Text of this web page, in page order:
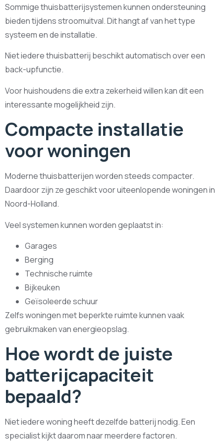
Sommige thuisbatterijsystemen kunnen ondersteuning
bieden tijdens stroomuitval. Dit hangt af van het type
systeem en de installatie.
Niet iedere thuisbatterij beschikt automatisch over een
back-upfunctie.
Voor huishoudens die extra zekerheid willen kan dit een
interessante mogelijkheid zijn.
Compacte installatie
voor woningen
Moderne thuisbatterijen worden steeds compacter.
Daardoor zijn ze geschikt voor uiteenlopende woningen in
Noord-Holland.
Veel systemen kunnen worden geplaatst in:
Garages
Berging
Technische ruimte
Bijkeuken
Geïsoleerde schuur
Zelfs woningen met beperkte ruimte kunnen vaak
gebruikmaken van energieopslag.
Hoe wordt de juiste
batterijcapaciteit
bepaald?
Niet iedere woning heeft dezelfde batterij nodig. Een
specialist kijkt daarom naar meerdere factoren.